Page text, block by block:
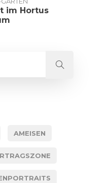
im Hortus
AMEISEN